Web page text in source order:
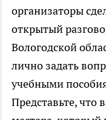
организаторы
открытый
Вологодской
лично задать
учебными
Представьте, что